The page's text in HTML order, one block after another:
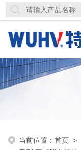
当前位置：首页 >